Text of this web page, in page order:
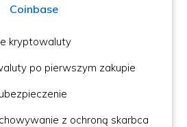
Coinbase
kryptowaluty
po pierwszym zakupie
z ochroną skarbca